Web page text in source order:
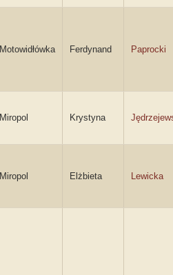
Motowidłówka Ferdynand Paprocki
Miropol Krystyna
Miropol Elżbieta Lewicka